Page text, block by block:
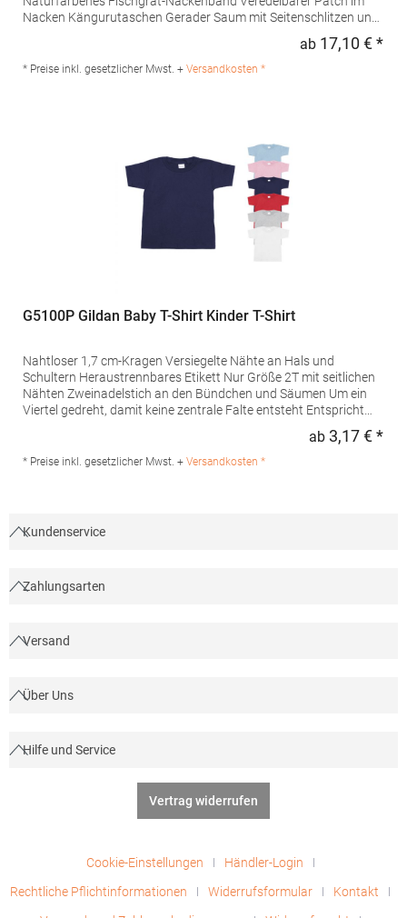
Nacken Kängurutaschen Gerader Saum mit Seitenschlitzen und
g/m²Materialzusammensetzung: 80% Baumwolle / 20%
ab 17,10 € *
* Preise inkl. gesetzlicher Mwst. + Versandkosten *
G5100P Gildan Baby T-Shirt Kinder T-Shirt
Nahtloser 1,7 cm-Kragen Versiegelte Nähte an Hals und
Schultern Heraustrennbares Etikett Nur Größe 2T mit seitlichen
Nähten Zweinadelstich an den Bündchen und Säumen Um ein
Viertel gedreht, damit keine zentrale Falte entsteht Entspricht
g/m²) Materialzusammensetzung: 100% Baumwolle (Sport Grey:
90% Baumwolle / 10% Polyester)Angaben zur
ab 3,17 € *
* Preise inkl. gesetzlicher Mwst. + Versandkosten *
Kundenservice
Zahlungsarten
Versand
Über Uns
Hilfe und Service
Vertrag widerrufen
Cookie-Einstellungen
Händler-Login
Rechtliche Pflichtinformationen
Widerrufsformular
Kontakt